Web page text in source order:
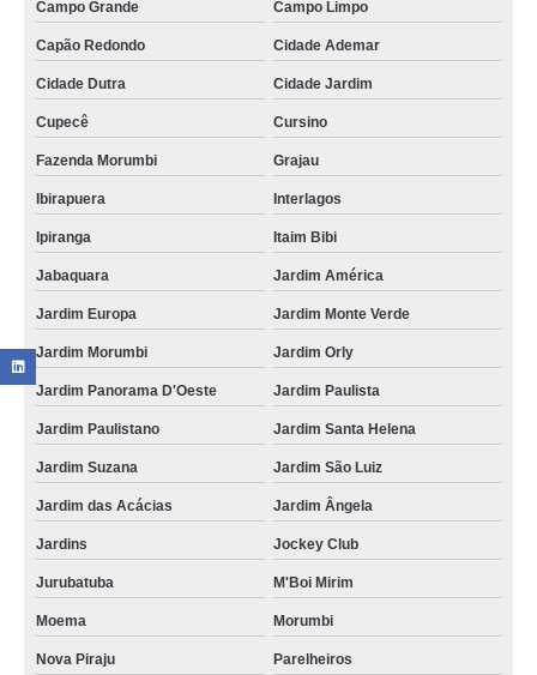
Campo Grande Campo Limpo
Capão Redondo Cidade Ademar
Cidade Dutra Cidade Jardim
Cupecê Cursino
Fazenda Morumbi Grajau
Ibirapuera Interlagos
Ipiranga Itaim Bibi
Jabaquara Jardim América
Jardim Europa Jardim Monte Verde
Jardim Morumbi Jardim Orly
Jardim Panorama D'Oeste Jardim Paulista
Jardim Paulistano Jardim Santa Helena
Jardim Suzana Jardim São Luiz
Jardim das Acácias Jardim Ângela
Jardins Jockey Club
Jurubatuba M'Boi Mirim
Moema Morumbi
Nova Piraju Parelheiros